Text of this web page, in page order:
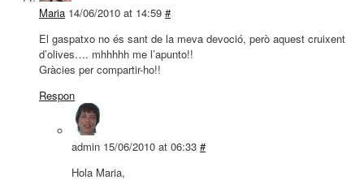
Maria 14/06/2010 at 14:59 #
El gaspatxo no és sant de la meva devoció, però aquest cruixent
d’olives…. mhhhhh me l’apunto!!
Gràcies per compartir-ho!!
Respon
admin 15/06/2010 at 06:33 #
Hola Maria,